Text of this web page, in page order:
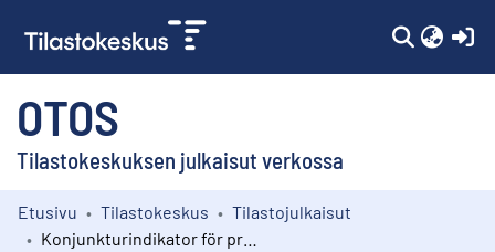
OTOS
Tilastokeskuksen julkaisut verkossa
Kokoelmat
Etusivu Tilastokeskus
Tilastojulkaisut